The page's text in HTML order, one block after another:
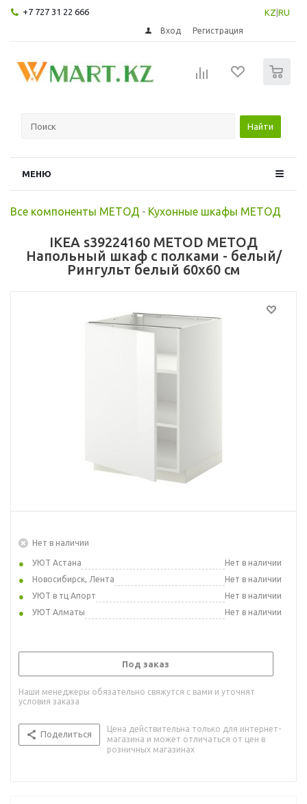
+7 727 31 22 666 KZ RU
Вход Регистрация
Найти
МЕНЮ
Все компоненты МЕТОД - Кухонные шкафы МЕТОД
IKEA s39224160 METOD МЕТОД
Напольный шкаф с полками - белый/
Рингульт белый 60x60 см
Нет в наличии
УЮТ Астана
Нет в наличии
Новосибирск, Лента
Нет в наличии
УЮТ в тц Апорт
Нет в наличии
УЮТ Алматы
Нет в наличии
Под заказ
Наши менеджеры обязательно свяжутся с вами и уточнят
условия заказа
Поделиться
Цена действительна только для интернет-
магазина и может отличаться от цен в
розничных магазинах